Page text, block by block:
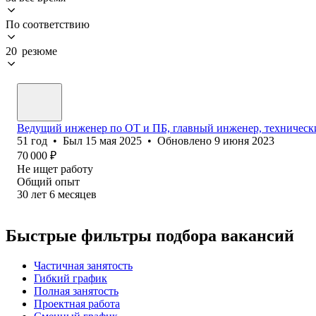
По соответствию
20 резюме
Ведущий инженер по ОТ и ПБ, главный инженер,
51 год • Был 15 мая 2025 • Обновлено 9 июня 2023
70 000 ₽
Не ищет работу
Общий опыт
30 лет 6 месяцев
Быстрые фильтры подбора вакансий
Частичная занятость
Гибкий график
Полная занятость
Проектная работа